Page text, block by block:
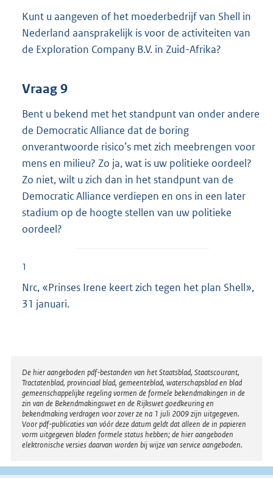
Kunt u aangeven of het moederbedrijf van Shell in
Nederland aansprakelijk is voor de activiteiten van
de Exploration Company B.V. in Zuid-Afrika?
Vraag 9
Bent u bekend met het standpunt van onder andere
de Democratic Alliance dat de boring
onverantwoorde risico’s met zich meebrengen voor
mens en milieu? Zo ja, wat is uw politieke oordeel?
Zo niet, wilt u zich dan in het standpunt van de
Democratic Alliance verdiepen en ons in een later
stadium op de hoogte stellen van uw politieke
oordeel?
1
Nrc, «Prinses Irene keert zich tegen het plan Shell»,
31 januari.
Disclaimer
De hier aangeboden pdf-bestanden van het Staatsblad, Staatscourant,
Tractatenblad, provinciaal blad, gemeenteblad, waterschapsblad en blad
gemeenschappelijke regeling vormen de formele bekendmakingen in de
zin van de Bekendmakingswet en de Rijkswet goedkeuring en
bekendmaking verdragen voor zover ze na 1 juli 2009 zijn uitgegeven.
Voor pdf-publicaties van vóór deze datum geldt dat alleen de in papieren
vorm uitgegeven bladen formele status hebben; de hier aangeboden
elektronische versies daarvan worden bij wijze van service aangeboden.